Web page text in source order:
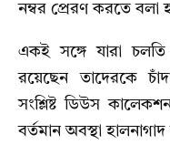
নম্বর প্রেরণ করতে বলা
একই সঙ্গে যারা
রয়েছেন তাদেরকে
সংশ্লিষ্ট ডিউস
বর্তমান অবস্থা